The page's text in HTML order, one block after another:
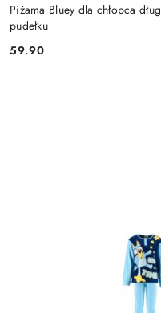
Piżama Bluey dla chłopca
pudełku
Cena:
59.90